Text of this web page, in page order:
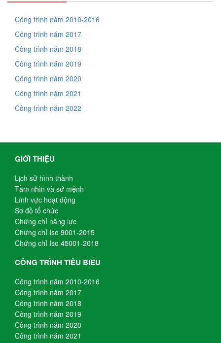
Công trình năm 2010-2016
Công trình năm 2017
Công trình năm 2018
Công trình năm 2019
Công trình năm 2020
Công trình năm 2021
Công trình năm 2022
GIỚI THIỆU
Lịch sử hình thành
Tầm nhìn và sứ mệnh
Lĩnh vực hoạt động
Sơ đồ tổ chức
Chứng chỉ năng lực
Chứng chỉ Iso 9001-2015
Chứng chỉ Iso 45001-2018
CÔNG TRÌNH TIÊU BIỂU
Công trình năm 2010-2016
Công trình năm 2017
Công trình năm 2018
Công trình năm 2019
Công trình năm 2020
Công trình năm 2021